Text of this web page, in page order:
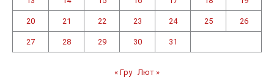
20 21 22 23 24 25 26
27 28 29 30 31
« Гру Лют »